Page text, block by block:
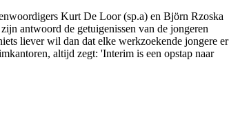
Kurt De Loor (sp.a) en Björn Rzoska
antwoord de getuigenissen van de jongeren
liever wil dan dat elke werkzoekende jongere er
altijd zegt: 'Interim is een opstap naar